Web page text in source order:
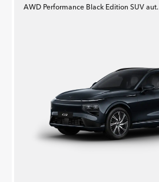
AWD Performance Black Edition SUV aut.